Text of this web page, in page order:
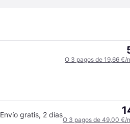
O 3 pagos de 19,66 €/
Envío gratis, 2 días
O 3 pagos de 49,00 €/